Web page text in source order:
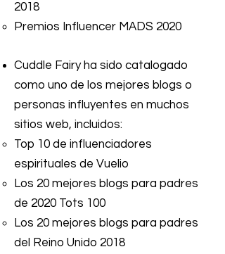
2018
Premios Influencer MADS 2020
Cuddle Fairy ha sido catalogado
como uno de los mejores blogs o
personas influyentes en muchos
sitios web, incluidos:
Top 10 de influenciadores
espirituales de Vuelio
Los 20 mejores blogs para padres
de 2020 Tots 100
Los 20 mejores blogs para padres
del Reino Unido 2018